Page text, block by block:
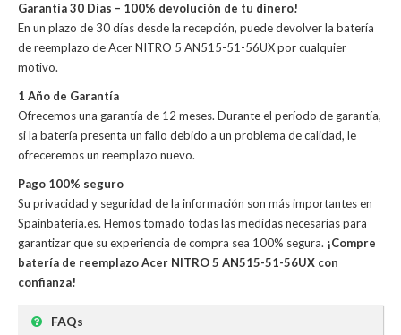
Garantía 30 Días – 100% devolución de tu dinero!
En un plazo de 30 días desde la recepción, puede devolver la batería
de reemplazo de Acer NITRO 5 AN515-51-56UXpor cualquier
motivo.
1 Año de Garantía
Ofrecemos una garantía de 12 meses. Durante el período de garantía,
si la batería presenta un fallo debido a un problema de calidad, le
ofreceremos un reemplazo nuevo.
Pago 100% seguro
Su privacidad y seguridad de la información son más importantes en
Spainbateria.es. Hemos tomado todas las medidas necesarias para
garantizar que su experiencia de compra sea 100% segura. ¡Compre
batería de reemplazo Acer NITRO 5 AN515-51-56UX con
confianza!
FAQs